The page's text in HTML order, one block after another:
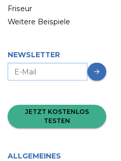
Friseur
Weitere Beispiele
NEWSLETTER
JETZT KOSTENLOS
TESTEN
ALLGEMEINES